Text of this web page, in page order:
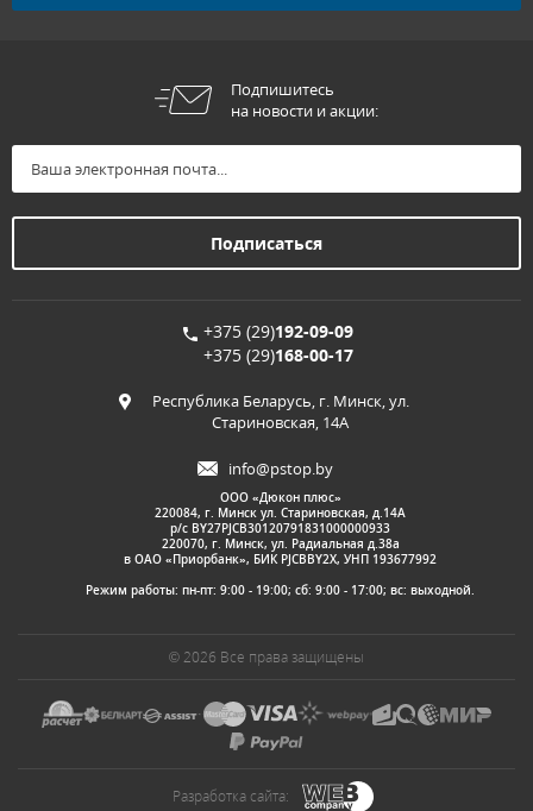
Подпишитесь
на новости и акции:
+375 (29)192-09-09
+375 (29)168-00-17
Республика Беларусь, г. Минск, ул.
Стариновская, 14А
info@pstop.by
ООО «Дюкон плюс»
220084, г. Минск ул. Стариновская, д.14А
р/с BY27PJCB30120791831000000933
220070, г. Минск, ул. Радиальная д.38а
в ОАО «Приорбанк», БИК PJCBBY2X, УНП 193677992
Режим работы: пн-пт: 9:00 - 19:00; сб: 9:00 - 17:00; вс: выходной.
© 2026 Все права защищены
Разработка сайта: